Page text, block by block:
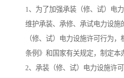
1、为了加强承装（修、试）电
维护承装、承修、承试电力设施
（修、试）电力设施许可行为
条例》和国家有关规定，制定本
2、承装（修、试）电力设施许